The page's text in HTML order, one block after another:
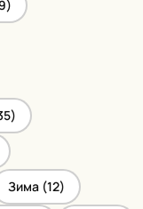
)
)
Зима (12)